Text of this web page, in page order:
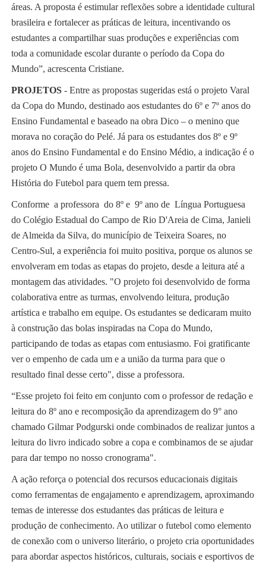
áreas. A proposta é estimular reflexões sobre a identidade cultural
brasileira e fortalecer as práticas de leitura, incentivando os
estudantes a compartilhar suas produções e experiências com
toda a comunidade escolar durante o período da Copa do
Mundo”, acrescenta Cristiane.
PROJETOS- Entre as propostas sugeridas está o projeto Varal
da Copa do Mundo, destinado aos estudantes do 6º e 7º anos do
Ensino Fundamental e baseado na obra Dico – o menino que
morava no coração do Pelé. Já para os estudantes dos 8º e 9º
anos do Ensino Fundamental e do Ensino Médio, a indicação é o
projeto O Mundo é uma Bola, desenvolvido a partir da obra
História do Futebol para quem tem pressa.
Conforme a professora do 8º e 9º ano de Língua Portuguesa
do Colégio Estadual do Campo de Rio D'Areia de Cima, Janieli
de Almeida da Silva, do município de Teixeira Soares, no
Centro-Sul, a experiência foi muito positiva, porque os alunos se
envolveram em todas as etapas do projeto, desde a leitura até a
montagem das atividades. "O projeto foi desenvolvido de forma
colaborativa entre as turmas, envolvendo leitura, produção
artística e trabalho em equipe. Os estudantes se dedicaram muito
à construção das bolas inspiradas na Copa do Mundo,
participando de todas as etapas com entusiasmo. Foi gratificante
ver o empenho de cada um e a união da turma para que o
resultado final desse certo", disse a professora.
“Esse projeto foi feito em conjunto com o professor de redação e
leitura do 8º ano e recomposição da aprendizagem do 9° ano
chamado Gilmar Podgurski onde combinados de realizar juntos a
leitura do livro indicado sobre a copa e combinamos de se ajudar
para dar tempo no nosso cronograma".
A ação reforça o potencial dos recursos educacionais digitais
como ferramentas de engajamento e aprendizagem, aproximando
temas de interesse dos estudantes das práticas de leitura e
produção de conhecimento. Ao utilizar o futebol como elemento
de conexão com o universo literário, o projeto cria oportunidades
para abordar aspectos históricos, culturais, sociais e esportivos de